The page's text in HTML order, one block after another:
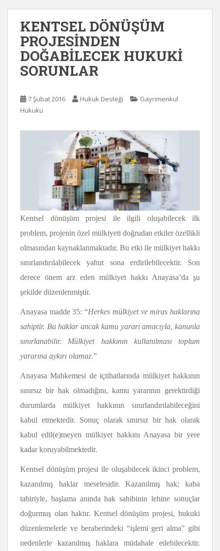
KENTSEL DÖNÜŞÜM
PROJESİNDEN
DOĞABİLECEK HUKUKİ
SORUNLAR
7 Şubat 2016 Hukuk Desteği
Gayrimenkul
Hukuku
Kentsel dönüşüm projesi ile ilgili oluşabilecek ilk
problem, projenin özel mülkiyeti doğrudan etkiler özellikli
olmasından kaynaklanmaktadır. Bu etki ile mülkiyet hakkı
sınırlandırılabilecek yahut sona erdirilebilecektir. Son
derece önem arz eden mülkiyet hakkı Anayasa’da şu
şekilde düzenlenmiştir.
Anayasa madde 35: “Herkes mülkiyet ve miras haklarına
sahiptir. Bu haklar ancak kamu yararı amacıyla, kanunla
sınırlanabilir. Mülkiyet hakkının kullanılması toplum
yararına aykırı olamaz.”
Anayasa Mahkemesi de içtihatlarında mülkiyet hakkının
sınırsız bir hak olmadığını, kamu yararının gerektirdiği
durumlarda mülkiyet hakkının sınırlandırılabileceğini
kabul etmektedir. Sonuç olarak sınırsız bir hak olarak
kabul edil(e)meyen mülkiyet hakkını Anayasa bir yere
kadar koruyabilmektedir.
Kentsel dönüşüm projesi ile oluşabilecek ikinci problem,
kazanılmış haklar meselesidir. Kazanılmış hak; kaba
tabiriyle, başlama anında hak sahibinin lehine sonuçlar
doğurmuş olan haktır. Kentsel dönüşüm projesi, hukuki
düzenlemelerle ve beraberindeki “işlemi geri alma” gibi
nedenlerle kazanılmış haklara müdahale edebilecektir.